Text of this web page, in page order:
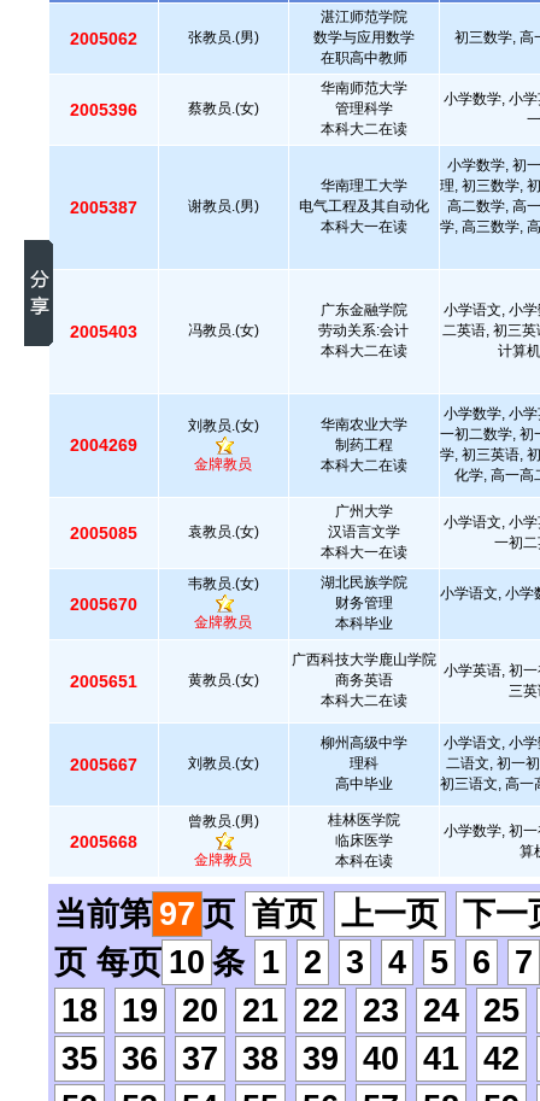
2005062 张教员.(男)
湛江师范学院
数学与应用数学
在职高中教师
初三数学, 高
2005396 蔡教员.(女)
华南师范大学
管理科学
本科大二在读
小学数学, 小
2005387 谢教员.(男)
华南理工大学
电气工程及其自动化
本科大一在读
小学数学, 初
理, 初三数学,
高二数学, 高
学, 高三数学,
2005403 冯教员.(女)
广东金融学院
劳动关系:会计
本科大二在读
小学语文, 小
二英语, 初三
计算
2004269
刘教员.(女)
金牌教员
华南农业大学
制药工程
本科大二在读
小学数学, 小
一初二数学, 初
学, 初三英语,
化学, 高一高
2005085 袁教员.(女)
广州大学
汉语言文学
本科大一在读
小学语文, 小
一初
2005670
韦教员.(女)
金牌教员
湖北民族学院
财务管理
本科毕业
小学语文, 小学
2005651 黄教员.(女)
广西科技大学鹿山学院
商务英语
本科大二在读
小学英语, 初
三
2005667 刘教员.(女)
柳州高级中学
理科
高中毕业
小学语文, 小
二语文, 初一
初三语文, 高一
2005668
曾教员.(男)
金牌教员
桂林医学院
临床医学
本科在读
小学数学, 初
算
当前第 97 页 首页 上一页
下一
页 每页 10 条 1 2 3 4 5 6
7
18
19 20 21 22 23 24
25
35
36 37 38 39 40 41
42